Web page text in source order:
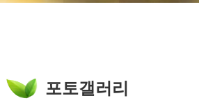
포토갤러리